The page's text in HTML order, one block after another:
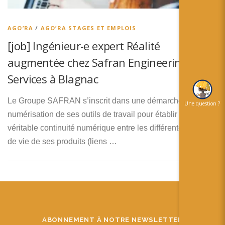
Español
AGO’RA / AGO’RA STAGES ET EMPLOIS
[job] Ingénieur-e expert Réalité
augmentée chez Safran Engineering
Services à Blagnac
Le Groupe SAFRAN s’inscrit dans une démarche de
numérisation de ses outils de travail pour établir une
véritable continuité numérique entre les différentes étapes
de vie de ses produits (liens …
ABONNEMENT À NOTRE NEWSLETTER
Une question ?